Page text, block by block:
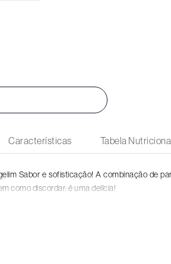
Características Tabela
Sabor e sofisticação! A combinação de
como discordar: é uma delícia!